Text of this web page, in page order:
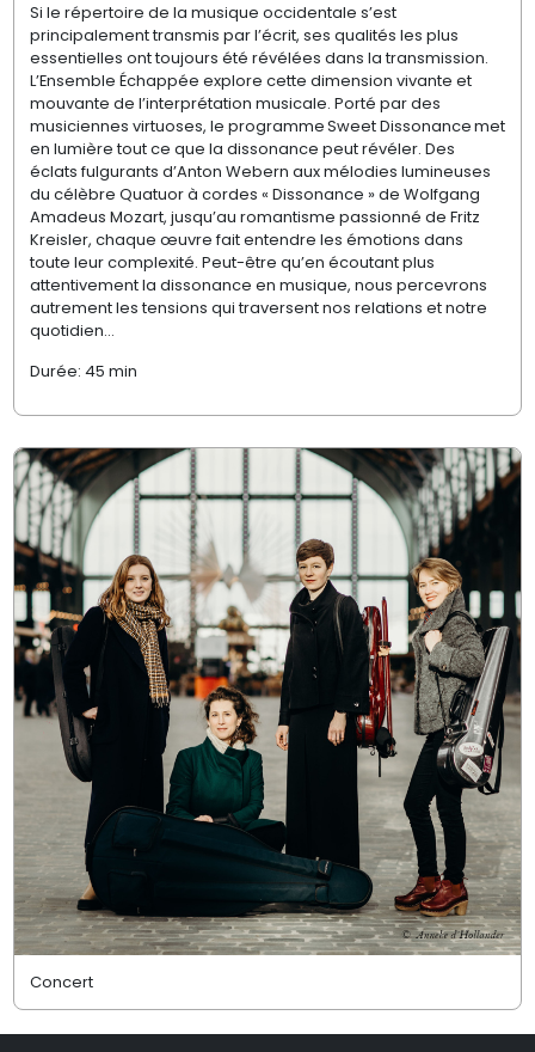
Si le répertoire de la musique occidentale s’est
principalement transmis par l’écrit, ses qualités les plus
essentielles ont toujours été révélées dans la transmission.
L’Ensemble Échappée explore cette dimension vivante et
mouvante de l’interprétation musicale. Porté par des
musiciennes virtuoses, le programmeSweet Dissonancemet
en lumière tout ce que la dissonance peut révéler. Des
éclats fulgurants d’Anton Webern aux mélodies lumineuses
du célèbre Quatuor à cordes « Dissonance »de Wolfgang
Amadeus Mozart, jusqu’au romantisme passionné de Fritz
Kreisler, chaque œuvre fait entendre les émotions dans
toute leur complexité. Peut-être qu’en écoutant plus
attentivement la dissonance en musique, nous percevrons
autrement les tensions qui traversent nos relations et notre
quotidien…
Durée: 45 min
Concert